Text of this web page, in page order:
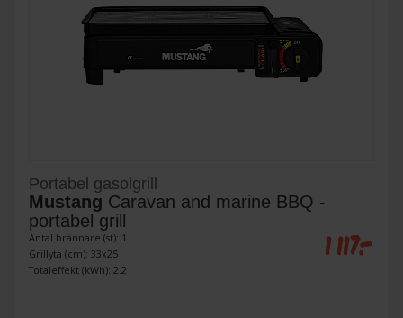
Portabel gasolgrill
Mustang Caravan and marine BBQ -
portabel grill
Antal brännare (st): 1
Grillyta (cm): 33x25
Totaleffekt (kWh): 2.2
1 117:-